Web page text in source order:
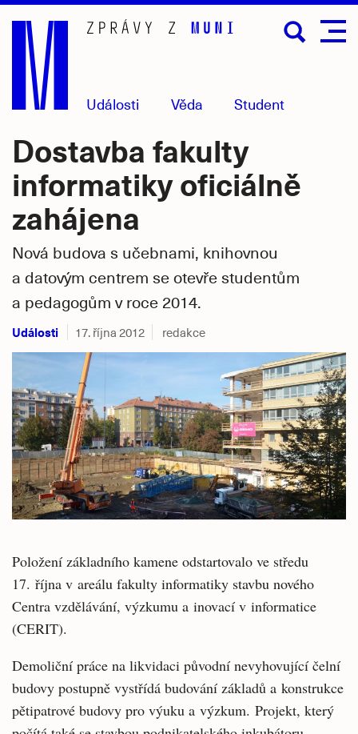
Přejít
hlavní
obsah
Události Věda Student
Dostavba fakulty
informatiky oficiálně
zahájena
Nová budova s učebnami, knihovnou
a datovým centrem se otevře studentům
a pedagogům v roce 2014.
Události 17. října 2012 redakce
Položení základního kamene odstartovalo ve středu
17. října v areálu fakulty informatiky stavbu nového
Centra vzdělávání, výzkumu a inovací v informatice
(CERIT).
Demoliční práce na likvidaci původní nevyhovující čelní
budovy postupně vystřídá budování základů a konstrukce
pětipatrové budovy pro výuku a výzkum. Projekt, který